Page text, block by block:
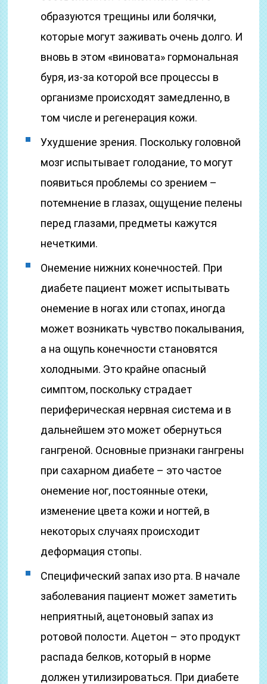
образуются трещины или болячки,
которые могут заживать очень долго. И
вновь в этом «виновата» гормональная
буря, из-за которой все процессы в
организме происходят замедленно, в
том числе и регенерация кожи.
Ухудшение зрения. Поскольку головной
мозг испытывает голодание, то могут
появиться проблемы со зрением –
потемнение в глазах, ощущение пелены
перед глазами, предметы кажутся
нечеткими.
Онемение нижних конечностей. При
диабете пациент может испытывать
онемение в ногах или стопах, иногда
может возникать чувство покалывания,
а на ощупь конечности становятся
холодными. Это крайне опасный
симптом, поскольку страдает
периферическая нервная система и в
дальнейшем это может обернуться
гангреной. Основные признаки гангрены
при сахарном диабете – это частое
онемение ног, постоянные отеки,
изменение цвета кожи и ногтей, в
некоторых случаях происходит
деформация стопы.
Специфический запах изо рта. В начале
заболевания пациент может заметить
неприятный, ацетоновый запах из
ротовой полости. Ацетон – это продукт
распада белков, который в норме
должен утилизироваться. При диабете